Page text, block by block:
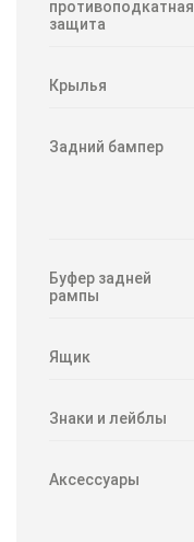
противоподкатная
защита
Крылья
Задний бампер
Буфер задней
рампы
Ящик
Знаки и лейблы
Аксессуары